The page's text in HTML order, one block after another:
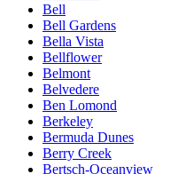
Bell
Bell Gardens
Bella Vista
Bellflower
Belmont
Belvedere
Ben Lomond
Berkeley
Bermuda Dunes
Berry Creek
Bertsch-Oceanview